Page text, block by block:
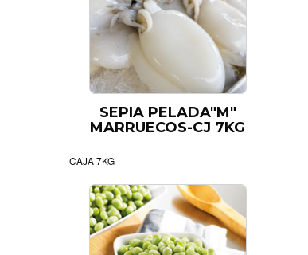
SEPIA PELADA"M"
MARRUECOS-CJ 7KG
CAJA 7KG